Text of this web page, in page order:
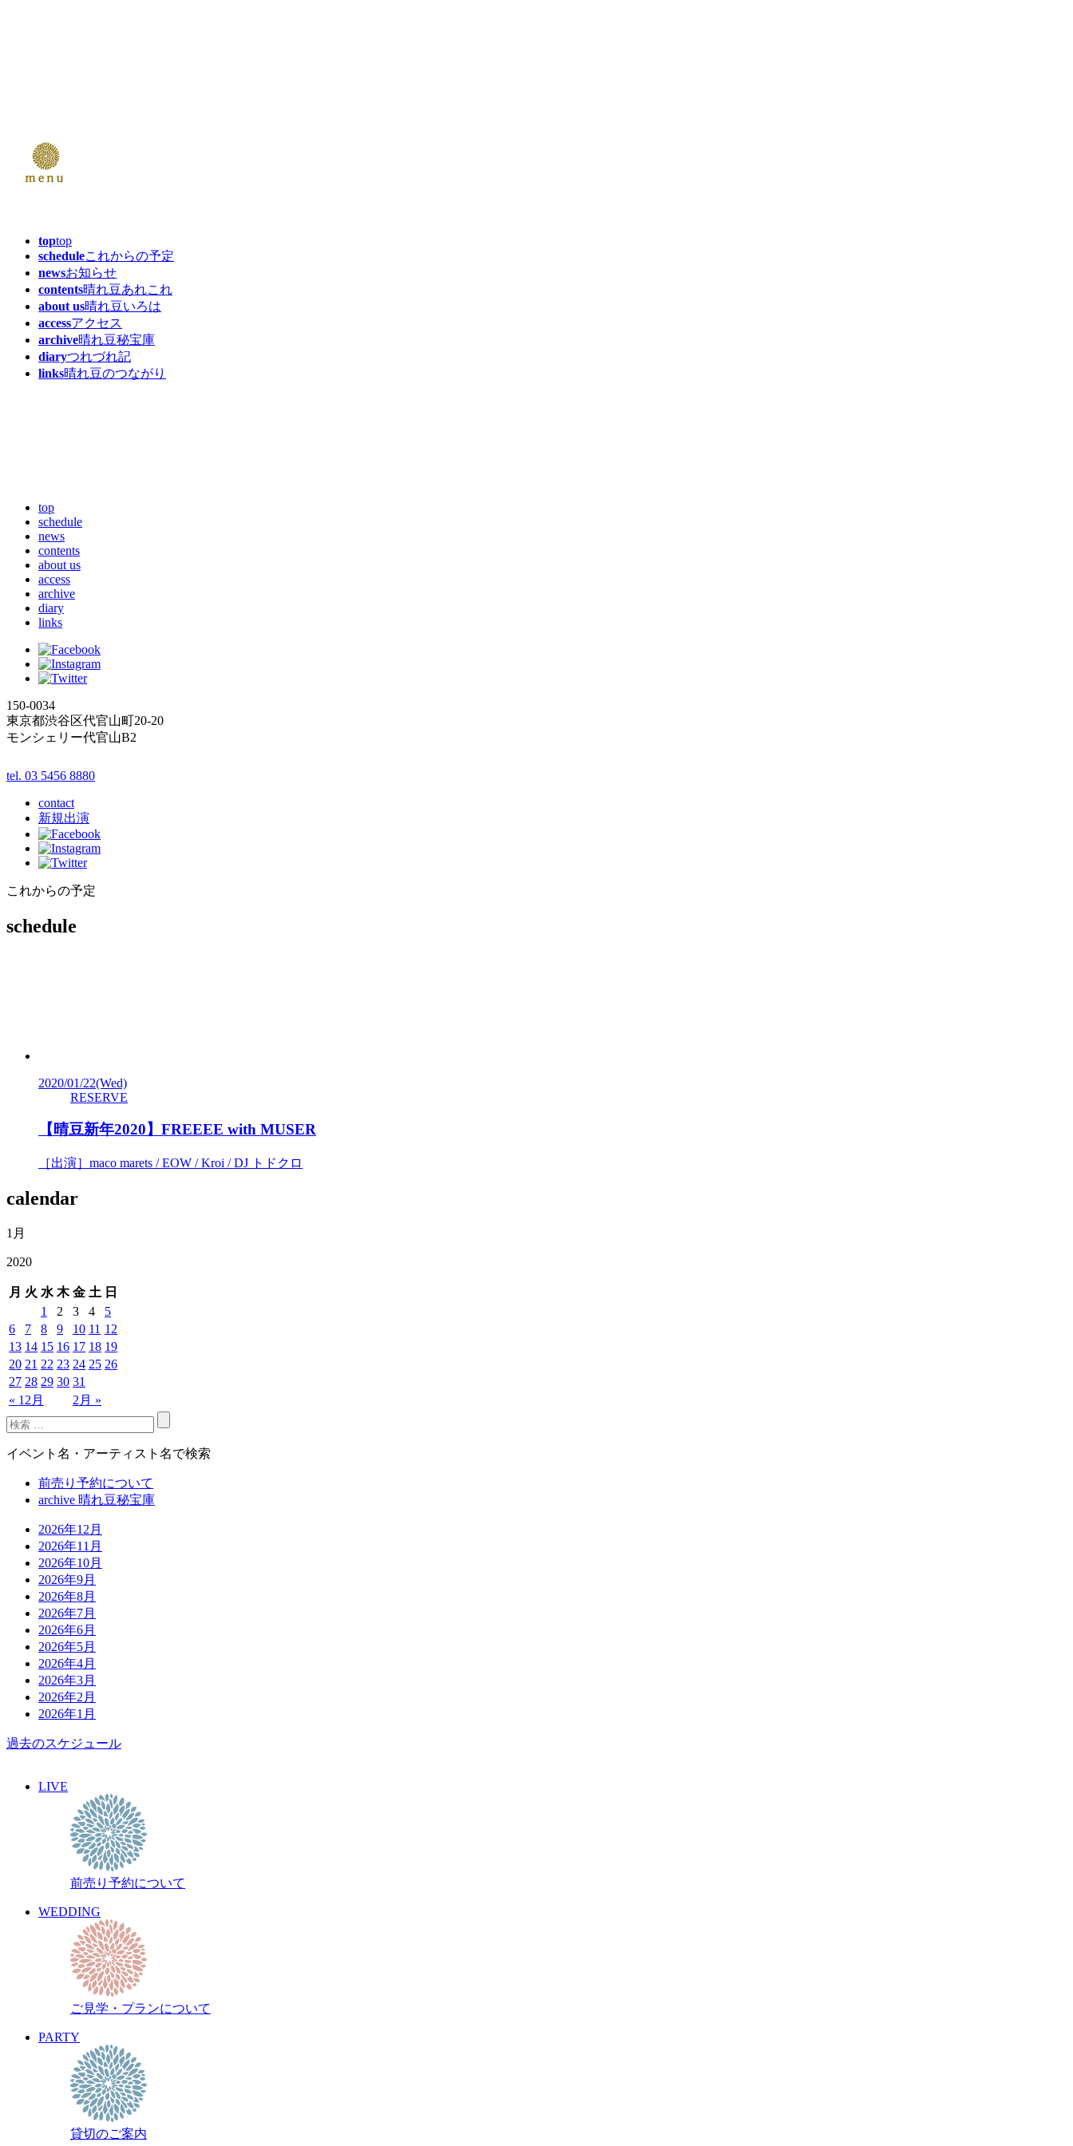
toptop
scheduleこれからの予定
newsお知らせ
contents晴れ豆あれこれ
about us晴れ豆いろは
accessアクセス
archive晴れ豆秘宝庫
diaryつれづれ記
links晴れ豆のつながり
top
schedule
news
contents
about us
access
archive
diary
links
150-0034
東京都渋谷区代官山町20-20
モンシェリー代官山B2
tel. 03 5456 8880
contact
新規出演
これからの予定
schedule
2020/01/22(Wed)
RESERVE
【晴豆新年2020】FREEEE with MUSER
［出演］maco marets / EOW / Kroi / DJ トドクロ
calendar
1月
2020
月 火 水 木 金 土 日
« 12月 2月 »
1 2 3 4
5
6
7 8 9 10 11 12
13 14 15 16 17 18 19
20 21 22 23 24 25 26
27 28 29 30 31
イベント名・アーティスト名で検索
前売り予約について
archive 晴れ豆秘宝庫
2026年12月
2026年11月
2026年10月
2026年9月
2026年8月
2026年7月
2026年6月
2026年5月
2026年4月
2026年3月
2026年2月
2026年1月
過去のスケジュール
LIVE
前売り予約について
WEDDING
ご見学・プランについて
PARTY
貸切のご案内